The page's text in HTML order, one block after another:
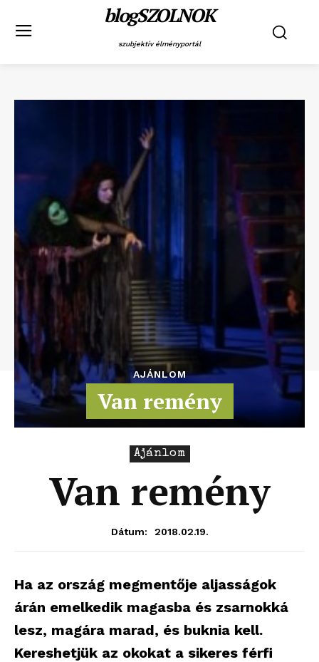
blogSZOLNOK
szubjektív élményportál
AJÁNLOM
Van remény
Ajánlom
Van remény
Dátum: 2018.02.19.
Ha az ország megmentője aljasságok
árán emelkedik magasba és zsarnokká
lesz, magára marad, és buknia kell.
Kereshetjük az okokat a sikeres férfi